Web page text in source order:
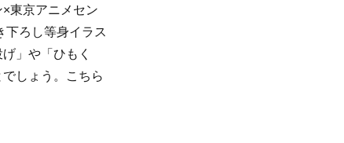
東京アニメセン
下ろし等身イラス
」や「ひもく
しょう。こちら